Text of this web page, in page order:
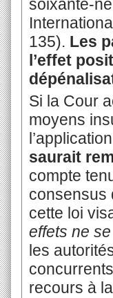
soixante-
135). Les
l’effet
Si la Cour
moyens
saurait
compte
consensus
cette loi
effets ne
les
recours à